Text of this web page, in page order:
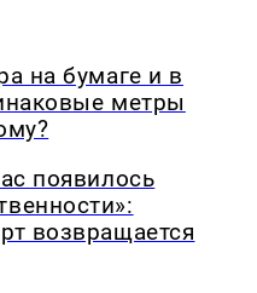
на бумаге и в
метры
появилось
возвращается